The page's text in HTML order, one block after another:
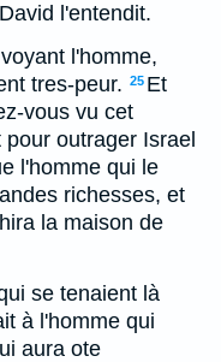
l'entendit.
l'homme,
tres-peur. 25 Et
vous vu cet
outrager Israel
l'homme qui le
richesses, et
la maison de
se tenaient là
à l'homme qui
aura ote